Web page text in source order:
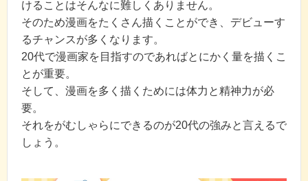
けることはそんなに難しくありません。
そのため漫画をたくさん描くことができ、デビューす
るチャンスが多くなります。
20代で漫画家を目指すのであればとにかく量を描くこ
とが重要。
そして、漫画を多く描くためには体力と精神力が必
要。
それをがむしゃらにできるのが20代の強みと言えるで
しょう。